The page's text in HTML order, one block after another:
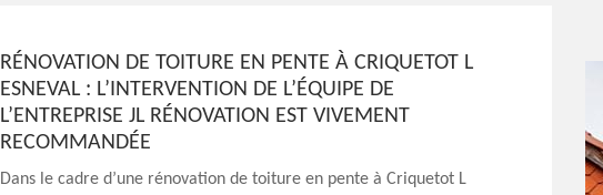
RÉNOVATION DE TOITURE EN PENTE À CRIQUETOT L
ESNEVAL : L’INTERVENTION DE L’ÉQUIPE DE
L’ENTREPRISE JL RÉNOVATION EST VIVEMENT
RECOMMANDÉE
Dans le cadre d’une rénovation de toiture en pente à Criquetot L